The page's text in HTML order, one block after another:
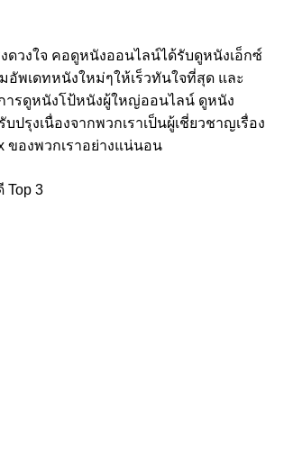
วงใจ คอดูหนังออนไลน์ได้รับดูหนังเอ็กซ์
อัพเดทหนังใหม่ๆให้เร็วทันใจที่สุด และ
ารดูหนังโป้หนังผู้ใหญ่ออนไลน์ ดูหนัง
ปรุงเนื่องจากพวกเราเป็นผู้เชี่ยวชาญเรื่อง
ของพวกเราอย่างแน่นอน
Top 3